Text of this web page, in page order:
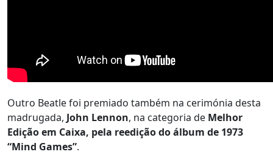
Outro Beatle foi premiado também na cerimónia desta
madrugada, John Lennon, na categoria de Melhor
Edição em Caixa, pela reedição do álbum de 1973
“Mind Games”.